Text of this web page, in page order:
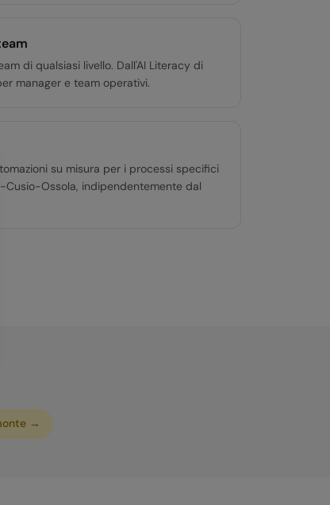
di qualsiasi livello. Dall'AI Literacy di
manager e team operativi.
su misura per i processi specifici
Cusio-Ossola, indipendentemente dal
→